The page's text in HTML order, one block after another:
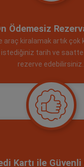
Ödemesiz
araç kiralamak artık çok
tarih ve saatte
rezerve edebilirsiniz..
Kartı ile Güvenli